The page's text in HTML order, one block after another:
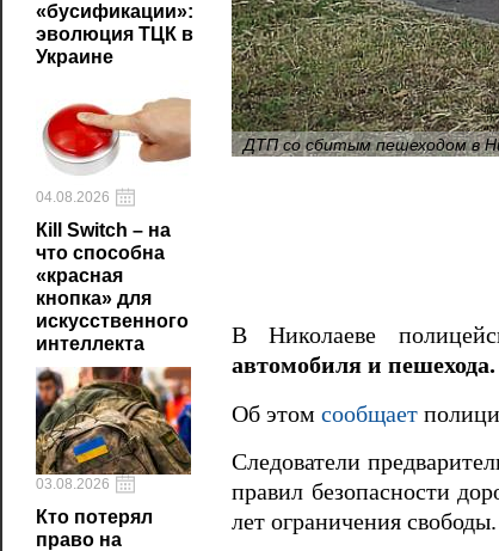
«бусификации»:
эволюция ТЦК в
Украине
04.08.2026
Кill Switch – на
что способна
«красная
кнопка» для
искусственного
интеллекта
03.08.2026
Кто потерял
право на
ДТП со сбитым пешеходом в
В Николаеве
автомобиля и пешехода.
Об этом сообщает
Следователи
правил безопасности
лет ограничения свободы.